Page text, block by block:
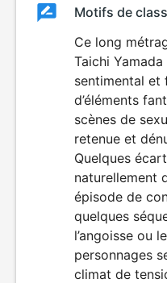
ClassementClassement
Motifs de
Ce long
Taichi
sentimental et
d’éléments
scènes de
retenue et
Quelques
naturellement
épisode de
quelques
l’angoisse ou
personnages
climat de